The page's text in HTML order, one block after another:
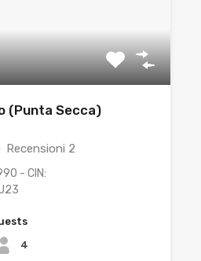
(Punta Secca)
Recensioni 2
- CIN:
4